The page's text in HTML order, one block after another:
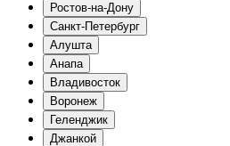
Ростов-на-Дону
Санкт-Петербург
Алушта
Анапа
Владивосток
Воронеж
Геленджик
Джанкой